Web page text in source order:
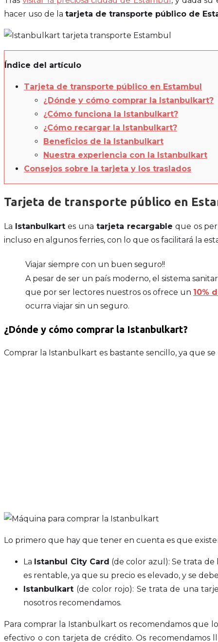
hacer uso de la tarjeta de transporte público de
Índice del artículo
Tarjeta de transporte público en Estambul
¿Dónde y cómo comprar la Istanbulkart?
¿Cómo funciona la Istanbulkart?
¿Cómo recargar la Istanbulkart?
Beneficios de la Istanbulkart
Nuestra experiencia con la Istanbulkart
Consejos sobre la tarjeta y los traslados
Tarjeta de transporte público en
La Istanbulkartes una tarjeta recargable que os
incluso en algunos ferries, con lo que os facilitará la
Viajar siempre con un buen seguro!!
A pesar de ser un país moderno, el sistema
que por ser lectores nuestros os ofrece un 10%
ocurra viajar sin un seguro.
¿Dónde y cómo comprar la Istanbulkart?
Comprar la Istanbulkart es bastante sencillo, ya que
Lo primero que hay que tener en cuenta es que
La Istanbul City Card (de color azul): Se trata de
es rentable, ya que su precio es elevado, y se
Istanbulkart (de color rojo): Se trata de una
nosotros recomendamos.
Para comprar la Istanbulkart os recomendamos que
efectivo o con tarjeta de crédito. Os recomendamos